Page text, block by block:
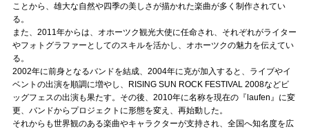
Follow us
Official SNS
ことから、雄大な自然や四季の美しさが描かれた楽曲が多く制作されてい
る。
また、2011年からは、オホーツク観光大使に任命され、それぞれがライター
やフォトグラファーとしてのスキルを活かし、オホーツクの魅力を伝えてい
る。
2002年に前身となるバンドを結成、2004年に克が加入すると、ライブやイ
ベントの出演を順調に増やし、RISING SUN ROCK FESTIVAL 2008などビ
ッグフェスの出演も果たす。その後、2010年に名称を現在の『laufen』に変
更、バンドからプロジェクトに形態を変え、再始動した。
それからも世界観のある楽曲やキャラクターが支持され、全国へ知名度を広